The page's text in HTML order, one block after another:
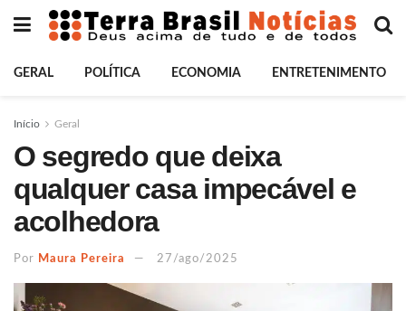
GERAL POLÍTICA ECONOMIA ENTRETENIMENTO
Início Geral
O segredo que deixa
qualquer casa impecável e
acolhedora
Por Maura Pereira 27/ago/2025